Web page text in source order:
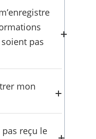
selon notre
pas
erreurs de «
de
mon
de votre
pas reçu le